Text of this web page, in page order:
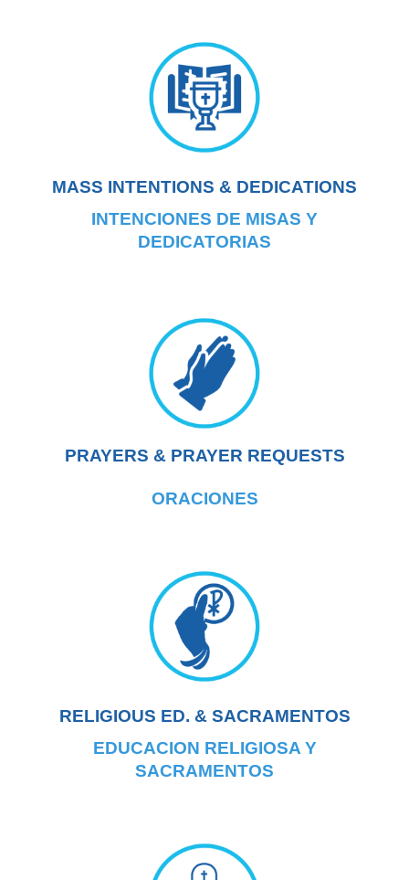
MASS INTENTIONS & DEDICATIONS
INTENCIONES DE MISAS Y
DEDICATORIAS
PRAYERS & PRAYER REQUESTS
ORACIONES
RELIGIOUS ED. & SACRAMENTOS
EDUCACION RELIGIOSA Y
SACRAMENTOS